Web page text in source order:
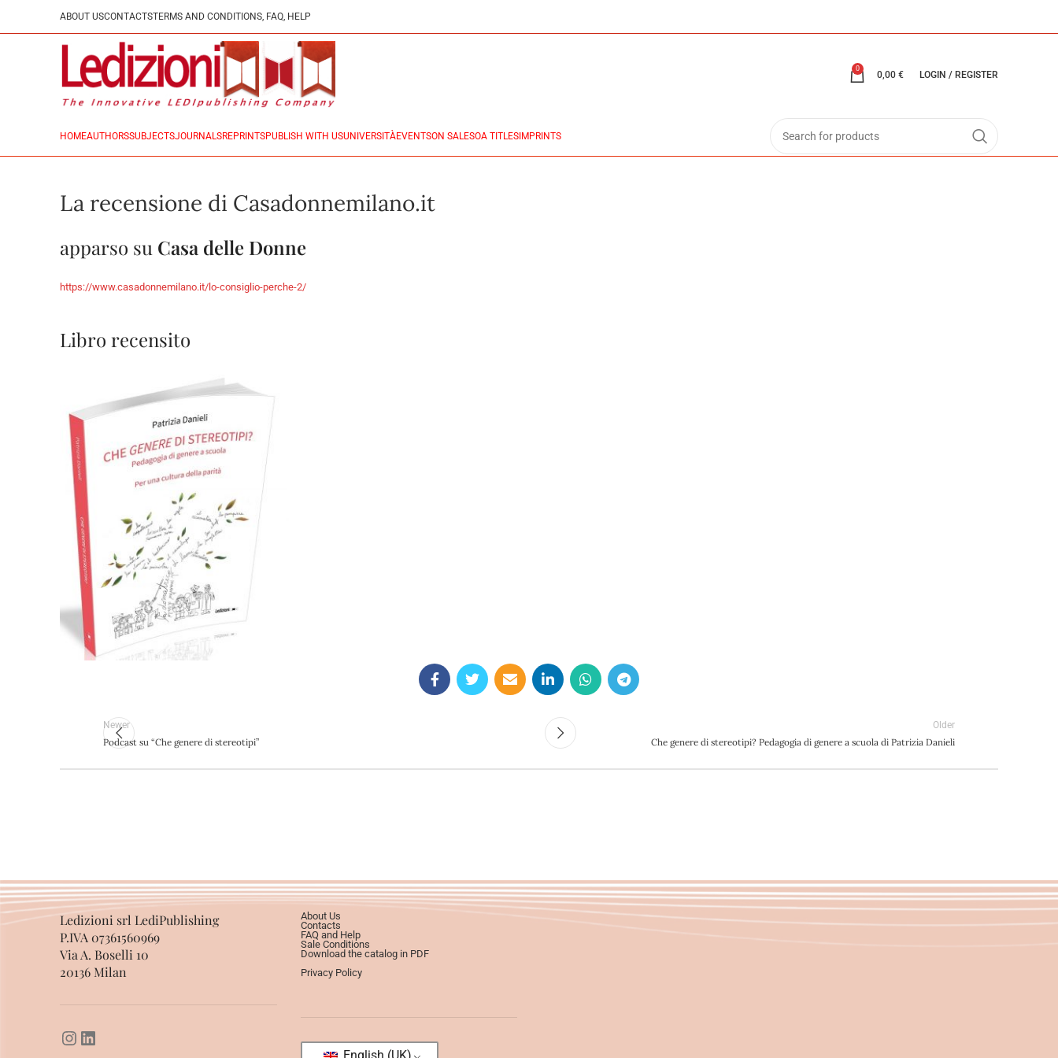
ABOUT USCONTACTSTERMS AND CONDITIONS, FAQ, HELP
0
0,00 € LOGIN / REGISTER
HOMEAUTHORSSUBJECTSJOURNALSREPRINTSPUBLISH WITH USUNIVERSITÀEVENTSON SALESOA TITLES IMPRINTS
La recensione di Casadonnemilano.it
apparso su Casa delle Donne
https://www.casadonnemilano.it/lo-consiglio-perche-2/
Libro recensito
Cartaceo eBook in ePub
7,99€ 16,00 €
Select options
Newer
Podcast su “Che genere di stereotipi”
Older
Che genere di stereotipi? Pedagogia di genere a scuola di Patrizia Danieli
Ledizioni srl LediPublishing
P.IVA 07361560969
Via A. Boselli 10
20136 Milan
About Us
Contacts
FAQ and Help
Sale Conditions
Download the catalog in PDF
Privacy Policy